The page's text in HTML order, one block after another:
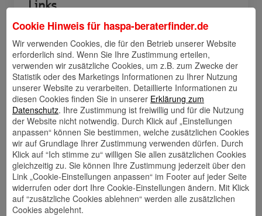
Links
Kontakt
speichern
Walletkarte
hinzufügen
Rückrufwunsch
Website
🎊 Haspa-
Veranstaltungen
🎯 Service-
Center
🎁 Kunden
werben
Kunden
Cookie Hinweis für haspa-beraterfinder.de
Wir verwenden Cookies, die für den Betrieb unserer Website
erforderlich sind. Wenn Sie Ihre Zustimmung erteilen,
verwenden wir zusätzliche Cookies, um z.B. zum Zwecke der
Statistik oder des Marketings Informationen zu Ihrer Nutzung
unserer Website zu verarbeiten. Detaillierte Informationen zu
diesen Cookies finden Sie in unserer Erklärung zum
Datenschutz. Ihre Zustimmung ist freiwillig und für die Nutzung
der Website nicht notwendig. Durch Klick auf „Einstellungen
anpassen“ können Sie bestimmen, welche zusätzlichen Cookies
wir auf Grundlage Ihrer Zustimmung verwenden dürfen. Durch
Klick auf “Ich stimme zu“ willigen Sie allen zusätzlichen Cookies
gleichzeitig zu. Sie können Ihre Zustimmung jederzeit über den
Link „Cookie-Einstellungen anpassen“ im Footer auf jeder Seite
widerrufen oder dort Ihre Cookie-Einstellungen ändern. Mit Klick
auf “zusätzliche Cookies ablehnen“ werden alle zusätzlichen
Cookies abgelehnt.